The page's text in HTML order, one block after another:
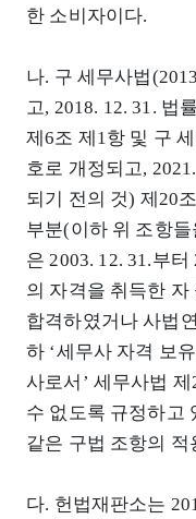
한 소비자이다.
나. 구 세무사법
고, 2018. 12. 31. 법
제6조 제1항 및 구
호로 개정되고,
되기 전의 것) 제20
부분(이하 위 조항들
은 2003. 12. 31.부
의 자격을 취득한 자
합격하였거나 사법
하 ‘세무사 자격 보
사로서’ 세무사법
수 없도록 규정하고
같은 구법 조항의 적
다. 헌법재판소는